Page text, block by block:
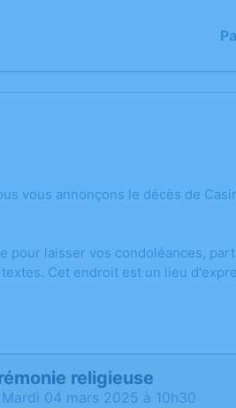
vous annonçons le décès de
pour laisser vos condoléances,
Cet endroit est un lieu
religieuse
mardi 04 mars 2025 à 10h30